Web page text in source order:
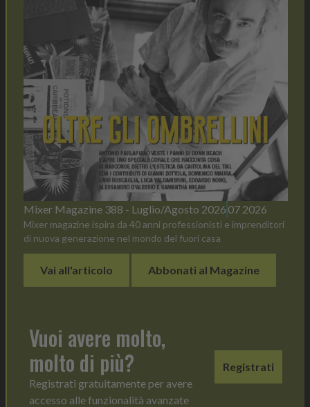
Mixer Magazine 388 - Luglio/Agosto 2026 07 2026
Mixer magazine ispira da 40 anni professionisti e imprenditori
di nuova generazione nel mondo del fuori casa
Vai all'articolo Abbonati al Magazine
Vuoi avere molto,
molto di più?
Registrati gratuitamente per avere
accesso alle funzionalità avanzate
Registrati